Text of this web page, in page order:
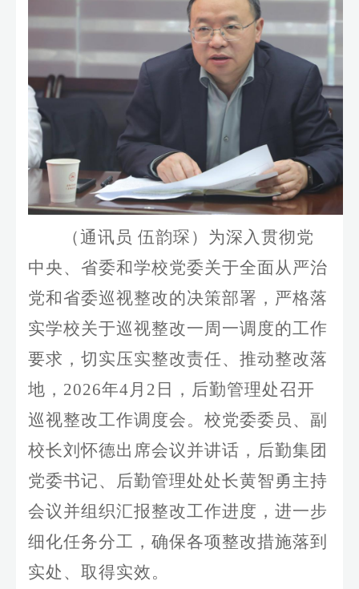
（通讯员 伍韵琛）为深入贯彻党
中央、省委和学校党委关于全面从严治
党和省委巡视整改的决策部署，严格落
实学校关于巡视整改一周一调度的工作
要求，切实压实整改责任、推动整改落
地，2026年4月2日，后勤管理处召开
巡视整改工作调度会。校党委委员、副
校长刘怀德出席会议并讲话，后勤集团
党委书记、后勤管理处处长黄智勇主持
会议并组织汇报整改工作进度，进一步
细化任务分工，确保各项整改措施落到
实处、取得实效。